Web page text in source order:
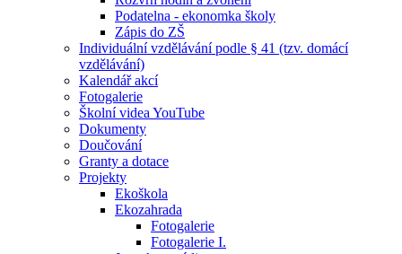
Podatelna - ekonomka školy
Zápis do ZŠ
Individuální vzdělávání podle § 41 (tzv. domácí
vzdělávání)
Kalendář akcí
Fotogalerie
Školní videa YouTube
Dokumenty
Doučování
Granty a dotace
Projekty
Ekoškola
Ekozahrada
Fotogalerie
Fotogalerie I.